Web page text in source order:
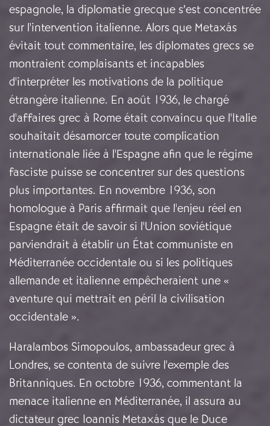
espagnole, la diplomatie grecque s’est concentrée
sur l'intervention italienne. Alors que Metaxás
évitait tout commentaire, les diplomates grecs se
montraient complaisants et incapables
d'interpréter les motivations de la politique
étrangère italienne. En août 1936, le chargé
d'affaires grec à Rome était convaincu que l'Italie
souhaitait désamorcer toute complication
internationale liée à l'Espagne afin que le régime
fasciste puisse se concentrer sur des questions
plus importantes. En novembre 1936, son
homologue à Paris affirmait que l'enjeu réel en
Espagne était de savoir si l'Union soviétique
parviendrait à établir un État communiste en
Méditerranée occidentale ou si les politiques
allemande et italienne empêcheraient une «
aventure qui mettrait en péril la civilisation
occidentale ».
Haralambos Simopoulos, ambassadeur grec à
Londres, se contenta de suivre l'exemple des
Britanniques. En octobre 1936, commentant la
menace italienne en Méditerranée, il assura au
dictateur grec Ioannis Metaxás que le Duce